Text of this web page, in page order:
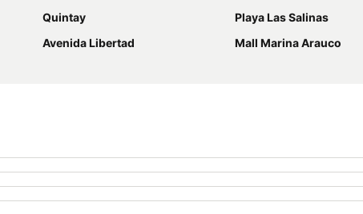
Quintay
Playa Las Salinas
Avenida Libertad
Mall Marina Arauco